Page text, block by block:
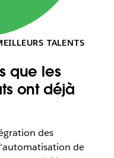
TALENTS
que les
ont déjà
des
de